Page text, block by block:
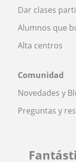
Dar clases
Alumnos que
Alta centros
Comunidad
Novedades y
Preguntas y